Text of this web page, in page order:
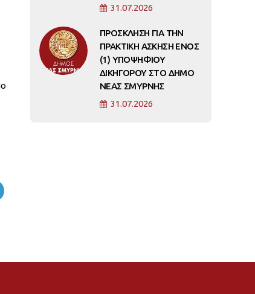
31.07.2026
ΠΡΟΣΚΛΗΣΗ ΓΙΑ ΤΗΝ
ΠΡΑΚΤΙΚΗ ΑΣΚΗΣΗ ΕΝΟΣ
(1) ΥΠΟΨΗΦΙΟΥ
ΔΙΚΗΓΟΡΟΥ ΣΤΟ ΔΗΜΟ
ΝΕΑΣ ΣΜΥΡΝΗΣ
31.07.2026